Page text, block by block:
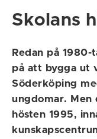
Skolans
Redan på
på att bygga ut
Söderköping
ungdomar. Men
hösten 1995,